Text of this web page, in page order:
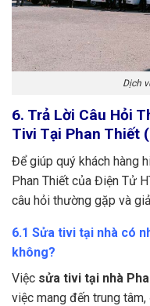
Dịch
6. Trả Lời Câu Hỏi
Tivi Tại Phan Thiết
Để giúp quý khách hàng
Phan Thiết của Điện Tử
câu hỏi thường gặp và
6.1 Sửa tivi tại nhà có
không?
Việc sửa tivi tại nhà
việc mang đến trung